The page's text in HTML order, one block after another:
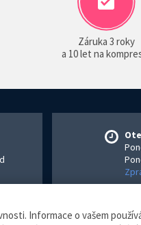
Záruka 3 roky
a 10 let na
Informace o vašem